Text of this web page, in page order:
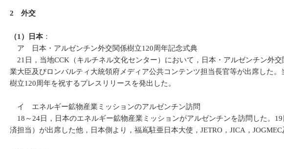
2 外交
（1）日本：
ア 日本・アルゼンチン外交関係樹立120周年記念式典
21日，当地CCK（キルチネル文化センター）において，日本・アルゼンチン外
業大臣及びロンバルティ大統領府メディア公共コンテンツ担当長官等が出席した
樹立120周年を祝するプレスリリースを発出した。
イ エネルギー鉱物産業ミッションのアルゼンチン訪問
18～24日，日本のエネルギー鉱物産業ミッションがアルゼンチンを訪問した。
済担当）が出席した他，日本側より，福嶌駐亜日本大使，JETRO，JICA，